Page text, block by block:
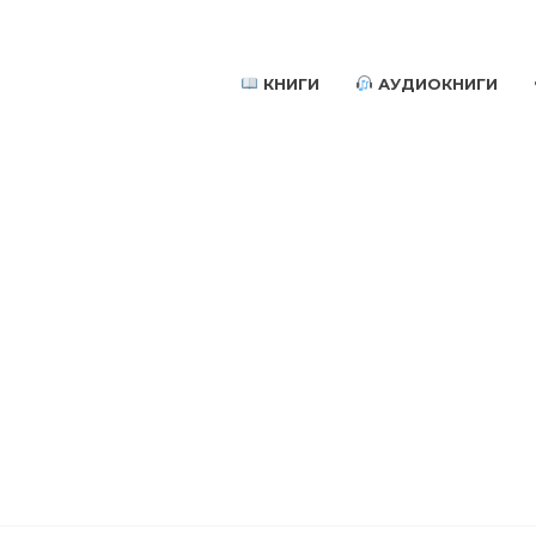
КНИГИ АУДИОКНИГИ